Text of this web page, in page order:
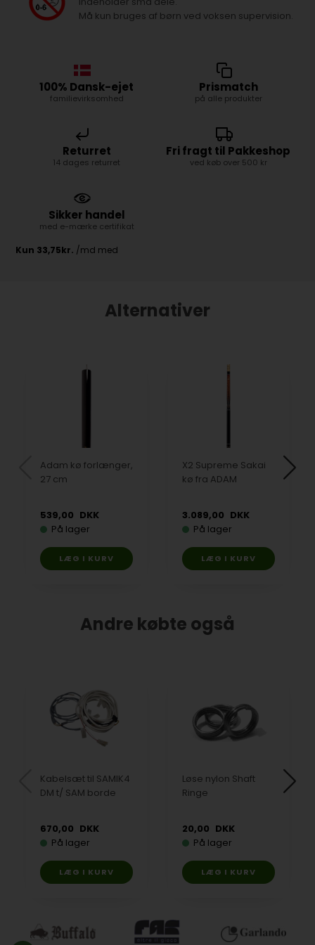
Må kun bruges af børn ved voksen supervision.
100% Dansk-ejet
familievirksomhed
Prismatch
på alle produkter
Returret
14 dages returret
Fri fragt til Pakkeshop
ved køb over 500 kr
Sikker handel
med e-mærke certifikat
Alternativer
Adam kø forlænger,
27 cm
539,00 DKK
På lager
X2 Supreme Sakai
kø fra ADAM
3.089,00 DKK
På lager
Andre købte også
Kabelsæt til SAMIK4
DM t/ SAM borde
670,00 DKK
På lager
Løse nylon Shaft
Ringe
20,00 DKK
På lager